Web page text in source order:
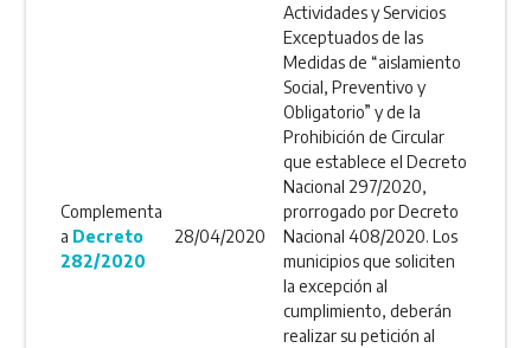
Complementa
a Decreto
282/2020
28/04/2020
Actividades y Servicios
Exceptuados de las
Medidas de “aislamiento
Social, Preventivo y
Obligatorio” y de la
Prohibición de Circular
que establece el Decreto
Nacional 297/2020,
prorrogado por Decreto
Nacional 408/2020. Los
municipios que soliciten
la excepción al
cumplimiento, deberán
realizar su petición al